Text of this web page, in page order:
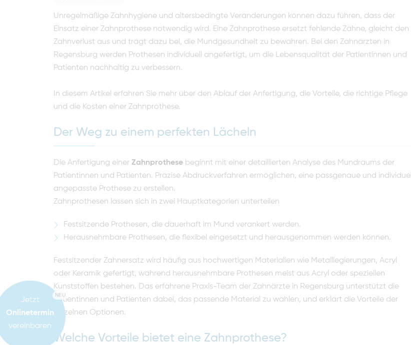
Unregelmäßige Zahnhygiene und altersbedingte Veränderungen können dazu führen, dass der
Einsatz einer Zahnprothese notwendig wird. Eine Zahnprothese ersetzt fehlende Zähne, gleicht den
Zahnverlust aus und trägt dazu bei, die Mundgesundheit zu bewahren. Bei den Zahnärzten in
Regensburg werden Prothesen individuell angefertigt, um die Lebensqualität der Patientinnen und
Patienten nachhaltig zu verbessern.
In diesem Artikel erfahren Sie mehr über den Ablauf der Anfertigung, die Vorteile, die richtige Pflege
und die Kosten einer Zahnprothese.
Der Weg zu einem perfekten Lächeln
Die Anfertigung einer Zahnprothese beginnt mit einer detaillierten Analyse des Mundraums der
Patientinnen und Patienten. Präzise Abdruckverfahren ermöglichen, eine passgenaue und individuell
angepasste Prothese zu erstellen.
Zahnprothesen lassen sich in zwei Hauptkategorien unterteilen
Festsitzende Prothesen, die dauerhaft im Mund verankert werden.
Herausnehmbare Prothesen, die flexibel eingesetzt und herausgenommen werden können.
Festsitzender Zahnersatz wird häufig aus hochwertigen Materialien wie Metalllegierungen, Acryl
oder Keramik gefertigt, während herausnehmbare Prothesen meist aus Acryl oder speziellen
Kunststoffen bestehen. Das erfahrene Praxis-Team der Zahnärzte in Regensburg unterstützt die
Patientinnen und Patienten dabei, das passende Material zu wählen, und erklärt die Vorteile der
einzelnen Optionen.
Welche Vorteile bietet eine Zahnprothese?
NEU
Jetzt
Onlinetermin
vereinbaren